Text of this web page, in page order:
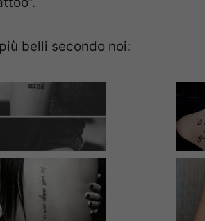
belli secondo noi: